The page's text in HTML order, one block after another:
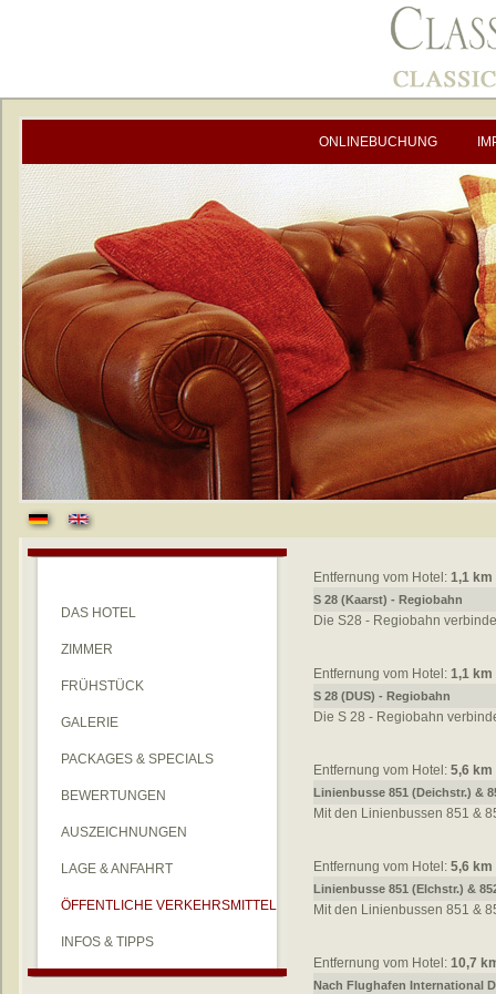
ONLINEBUCHUNG
DAS HOTEL
ZIMMER
FRÜHSTÜCK
GALERIE
PACKAGES & SPECIALS
BEWERTUNGEN
AUSZEICHNUNGEN
LAGE & ANFAHRT
ÖFFENTLICHE VERKEHRSMITTEL
INFOS & TIPPS
Entfernung vom Hotel: 1,1 km
S 28 (Kaarst) - Regiobahn
Die S28 - Regiobahn
Entfernung vom Hotel: 1,1 km
S 28 (DUS) - Regiobahn
Die S 28 - Regiobahn
Entfernung vom Hotel: 5,6 km
Linienbusse 851 (Deichstr.) &
Mit den Linienbussen 851 &
Entfernung vom Hotel: 5,6 km
Linienbusse 851 (Elchstr.) &
Mit den Linienbussen 851 &
Entfernung vom Hotel: 10,7
Nach Flughafen International